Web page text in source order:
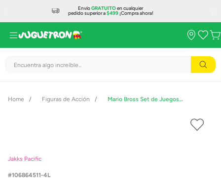
EnvíoGRATUITOen cualquier
pedido superior a$499¡Compra ahora!
Encuentra algo increíble...
Figuras de Acción Mario Bross Set de Juegos Reino Champiñon con 3 Figuras Artículadas
Jakks Pacific
106864511-4L